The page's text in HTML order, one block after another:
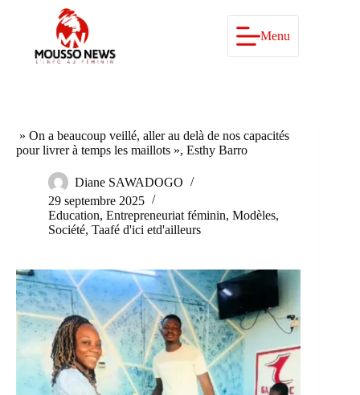
Menu
» On a beaucoup veillé, aller au delà de nos capacités
pour livrer à temps les maillots », Esthy Barro
Diane SAWADOGO
29 septembre 2025
Education, Entrepreneuriat féminin, Modèles,
Société, Taafé d'ici etd'ailleurs